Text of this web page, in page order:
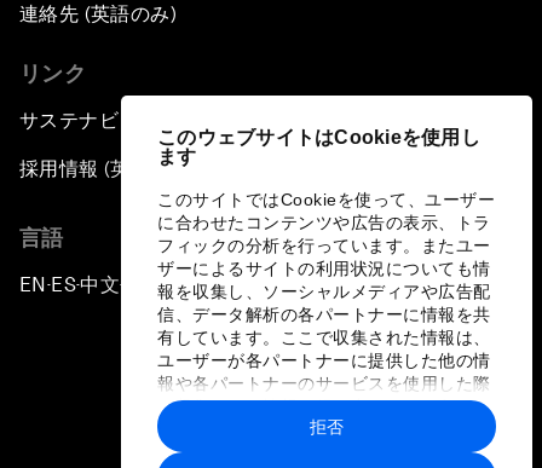
このウェブサイトはCookieを使用し
ます
このサイトではCookieを使って、ユーザー
に合わせたコンテンツや広告の表示、トラ
フィックの分析を行っています。またユー
ザーによるサイトの利用状況についても情
報を収集し、ソーシャルメディアや広告配
信、データ解析の各パートナーに情報を共
有しています。ここで収集された情報は、
ユーザーが各パートナーに提供した他の情
報や各パートナーのサービスを使用した際
に収集された情報と組み合わされ、各パー
トナーによって使用されることがありま
す。
拒否
連絡先 (英語のみ)
リンク
サステナビリティへの取り組み
採用情報 (英語のみ)
言語
EN ▪ES▪中文▪ 日本語
プライバシーポリシーと利用規約